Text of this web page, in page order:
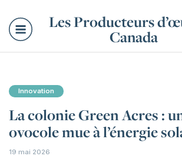
Les Producteurs
Canada
Innovation
La colonie Green Acres :
ovocole mue à l’énergie
19 mai 2026